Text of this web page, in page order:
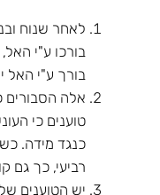
לאחר שנוח
בורכו ע"י
בורך ע"י האל
אלה הסבורים
טוענים כי
כנגד מידה.
רביעי, כך גם
יש הטוענים